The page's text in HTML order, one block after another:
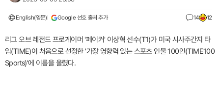
English(영문) Google 선호 출처 추가 14 12
리그 오브 레전드 프로게이머 '페이커' 이상혁 선수(T1)가 미국 시사주간지 타
임(TIME)이 처음으로 선정한 '가장 영향력 있는 스포츠 인물 100인(TIME100
Sports)'에 이름을 올렸다.